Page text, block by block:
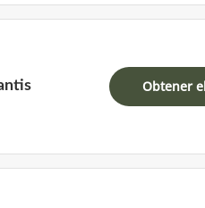
Obtener